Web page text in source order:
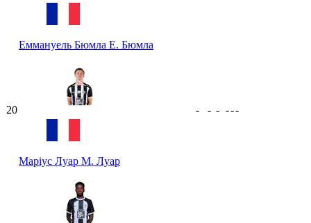
Еммануель Бюмла Е. Бюмла
20
Маріус Луар М. Луар
- - - ---